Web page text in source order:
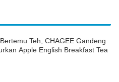
Teh, CHAGEE Gandeng
Apple English Breakfast Tea